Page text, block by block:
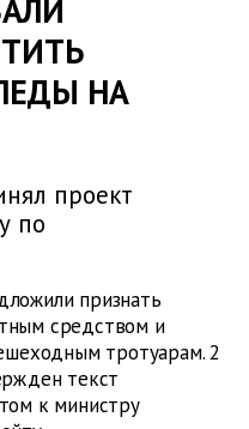
НА
проект
по
признать
средством и
тротуарам. 2
текст
к министру